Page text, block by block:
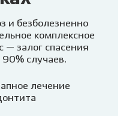
и безболезненно
комплексное
— залог спасения
случаев.
лечение